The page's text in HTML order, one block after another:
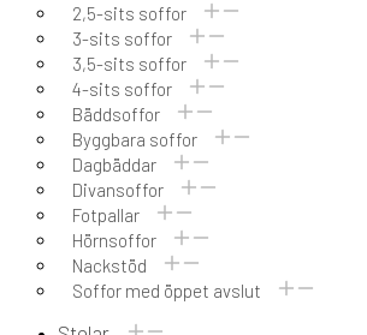
2,5-sits soffor
3-sits soffor
3,5-sits soffor
4-sits soffor
Bäddsoffor
Byggbara soffor
Dagbäddar
Divansoffor
Fotpallar
Hörnsoffor
Nackstöd
Soffor med öppet avslut